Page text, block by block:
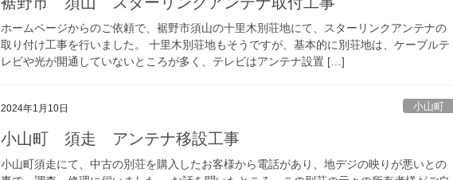
ホームページからのご依頼で、裾野市須山の十里木別荘地にて、スターリンクアンテナの
取り付け工事を行いました。 十里木別荘地もそうですが、基本的に別荘地は、ケーブルテ
レビや光が開通していないところが多く、テレビはアンテナ設置 […]
2024年1月10日 小山町
小山町 須走 アンテナ移設工事
小山町須走にて、中古の別荘を購入したお客様から電話があり、地デジの映りが悪いとの